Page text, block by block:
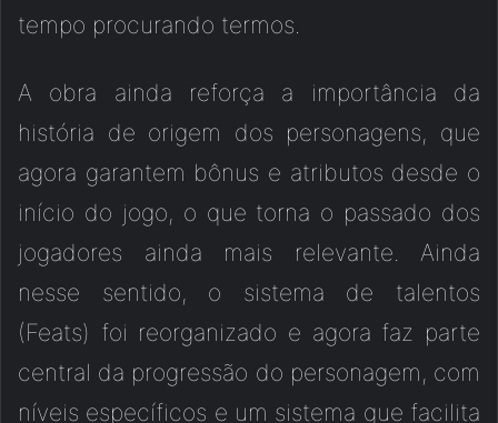
tempo procurando termos.
A obra ainda reforça a importância da
história de origem dos personagens, que
agora garantem bônus e atributos desde o
início do jogo, o que torna o passado dos
jogadores ainda mais relevante. Ainda
nesse sentido, o sistema de talentos
(Feats) foi reorganizado e agora faz parte
central da progressão do personagem, com
níveis específicos e um sistema que facilita